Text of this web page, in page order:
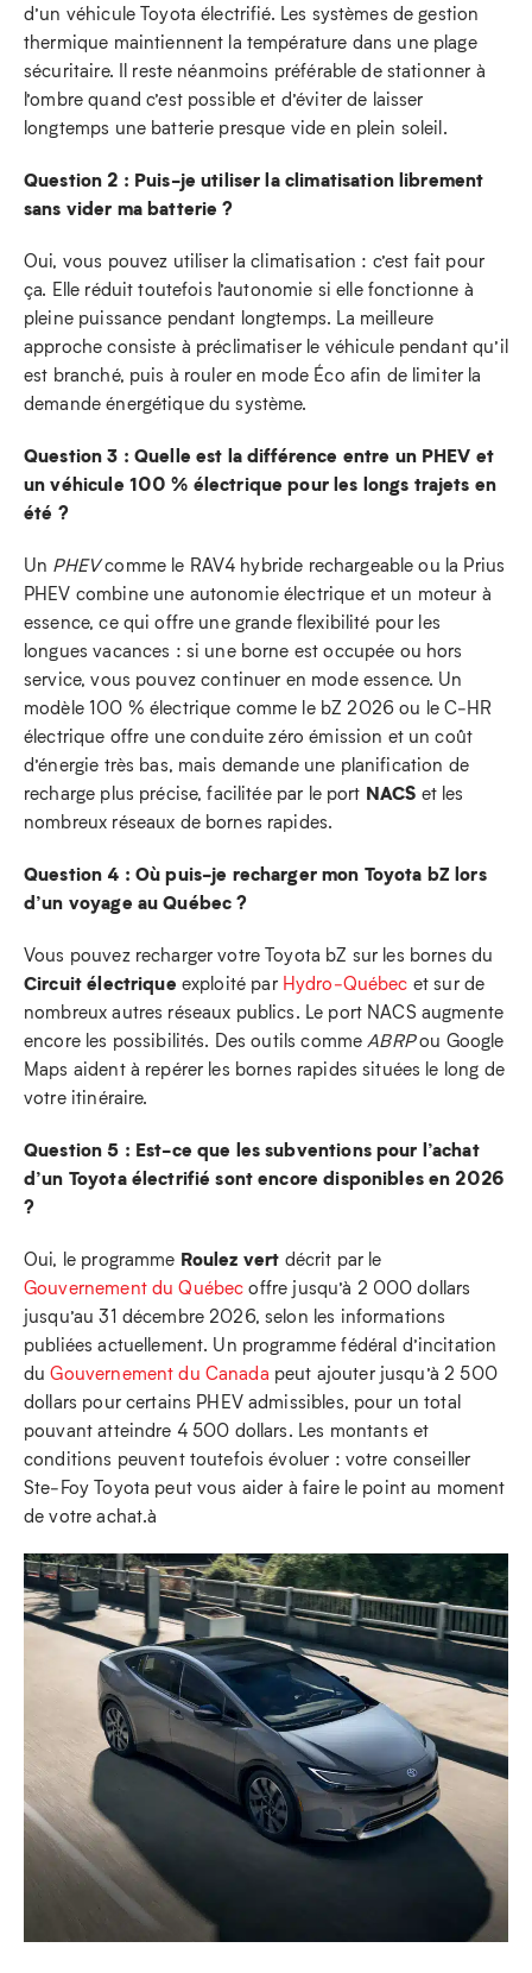
d’un véhicule Toyota électrifié. Les systèmes de gestion
thermique maintiennent la température dans une plage
sécuritaire. Il reste néanmoins préférable de stationner à
l’ombre quand c’est possible et d’éviter de laisser
longtemps une batterie presque vide en plein soleil.
Question 2 : Puis-je utiliser la climatisation librement
sans vider ma batterie ?
Oui, vous pouvez utiliser la climatisation : c’est fait pour
ça. Elle réduit toutefois l’autonomie si elle fonctionne à
pleine puissance pendant longtemps. La meilleure
approche consiste à préclimatiser le véhicule pendant qu’il
est branché, puis à rouler en mode Éco afin de limiter la
demande énergétique du système.
Question 3 : Quelle est la différence entre un PHEV et
un véhicule 100 % électrique pour les longs trajets en
été ?
Un PHEVcomme le RAV4 hybride rechargeable ou la Prius
PHEV combine une autonomie électrique et un moteur à
essence, ce qui offre une grande flexibilité pour les
longues vacances : si une borne est occupée ou hors
service, vous pouvez continuer en mode essence. Un
modèle 100 % électrique comme le bZ 2026 ou le C‑HR
électrique offre une conduite zéro émission et un coût
d’énergie très bas, mais demande une planification de
recharge plus précise, facilitée par le port NACS et les
nombreux réseaux de bornes rapides.
Question 4 : Où puis-je recharger mon Toyota bZ lors
d’un voyage au Québec ?
Vous pouvez recharger votre Toyota bZ sur les bornes du
Circuit électrique exploité par Hydro‑Québec et sur de
nombreux autres réseaux publics. Le port NACS augmente
encore les possibilités. Des outils commeABRPou Google
Maps aident à repérer les bornes rapides situées le long de
votre itinéraire.
Question 5 : Est-ce que les subventions pour l’achat
d’un Toyota électrifié sont encore disponibles en 2026
?
Oui, le programme Roulez vert décrit par le
Gouvernement du Québec offre jusqu’à 2 000 dollars
jusqu’au 31 décembre 2026, selon les informations
publiées actuellement. Un programme fédéral d’incitation
duGouvernement du Canada peut ajouter jusqu’à 2 500
dollars pour certains PHEV admissibles, pour un total
pouvant atteindre 4 500 dollars. Les montants et
conditions peuvent toutefois évoluer : votre conseiller
Ste‑Foy Toyota peut vous aider à faire le point au moment
de votre achat.à